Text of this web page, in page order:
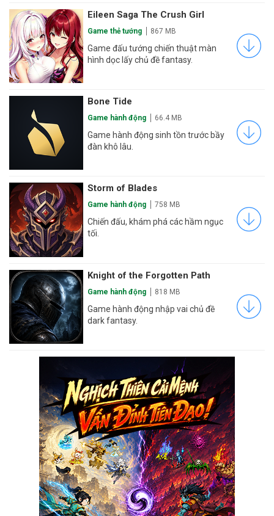
Eileen Saga The Crush Girl
Game thẻ tướng 867 MB
Game đấu tướng chiến thuật màn
hình dọc lấy chủ đề fantasy.
Bone Tide
Game hành động 66.4 MB
Game hành động sinh tồn trước bầy
đàn khô lâu.
Storm of Blades
Game hành động 758 MB
Chiến đấu, khám phá các hầm ngục
tối.
Knight of the Forgotten Path
Game hành động 818 MB
Game hành động nhập vai chủ đề
dark fantasy.